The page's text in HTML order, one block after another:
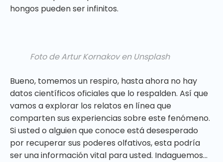
hongos pueden ser infinitos.
Foto de Artur Kornakov en Unsplash
Bueno, tomemos un respiro, hasta ahora no hay
datos científicos oficiales que lo respalden. Así que
vamos a explorar los relatos en línea que
comparten sus experiencias sobre este fenómeno.
Si usted o alguien que conoce está desesperado
por recuperar sus poderes olfativos, esta podría
ser una información vital para usted. Indaguemos...